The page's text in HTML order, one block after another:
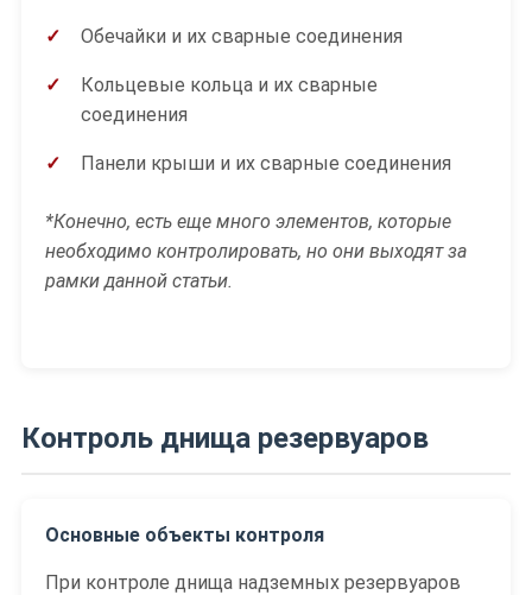
Обечайки и их сварные соединения
Кольцевые кольца и их сварные
соединения
Панели крыши и их сварные соединения
*Конечно, есть еще много элементов, которые
необходимо контролировать, но они выходят за
рамки данной статьи.
Контроль днища резервуаров
Основные объекты контроля
При контроле днища надземных резервуаров